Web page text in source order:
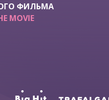
ФИЛЬМА
MOVIE